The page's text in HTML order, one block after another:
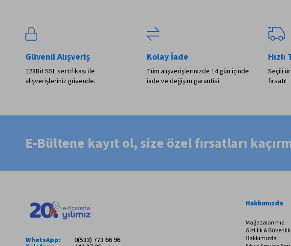
Güvenli Alışveriş
128Bit SSL sertifikası ile
alışverişleriniz güvende.
Kolay İade
Tüm alışverişlerinizde 14 gün içinde
iade ve değişim garantisi.
Seçili
fırsatı!
E-Bültene kayıt ol, size özel fırsatları
WhatsApp: 0(533) 773 66 96
Hakkımızda
Mağazalarımız
Gizlilik & Güvenlik
Hakkımızda